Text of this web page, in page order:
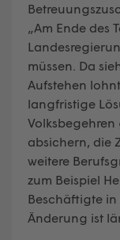
„Am Ende des
müssen. Da
Aufstehen
langfristige
Volksbegehren
absichern, die
weitere
zum Beispiel
Beschäftigte
Änderung ist